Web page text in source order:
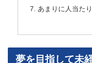
あまりに人当た
夢を目指して未